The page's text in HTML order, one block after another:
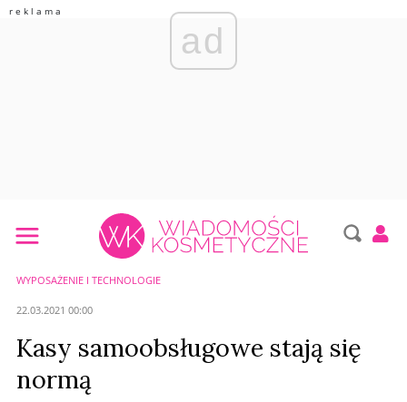
ad
WYPOSAŻENIE I TECHNOLOGIE
22.03.2021 00:00
Kasy samoobsługowe stają się
normą